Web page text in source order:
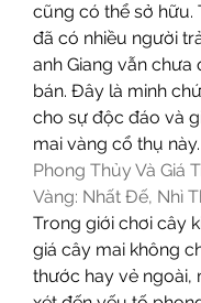
cũng có thể sở hữu.
đã có nhiều người
anh Giang vẫn chưa
bán. Đây là minh
cho sự độc đáo và
mai vàng cổ thụ này.
Phong Thủy Và Giá
Vàng: Nhất Đế, Nhì
Trong giới chơi cây
giá cây mai không
thước hay vẻ ngoài,